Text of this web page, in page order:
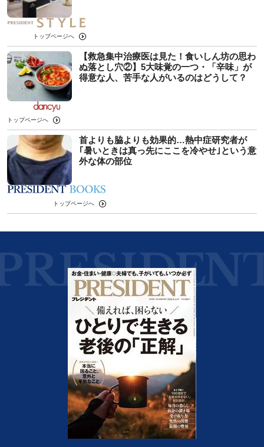
トップページへ
【救急集中治療医は見た！食いしん坊の思わ
ぬ落とし穴②】5大味覚の一つ・「辛味」が
得意な人、苦手な人がいるのはどうして？
トップページへ
首よりも脇よりも効果的…熱中症研究者が
｢暑いときは真っ先にここを冷やせ｣という意
外な体の部位
トップページへ